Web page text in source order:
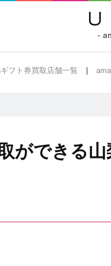
フト券買取店舗一覧
ができる山